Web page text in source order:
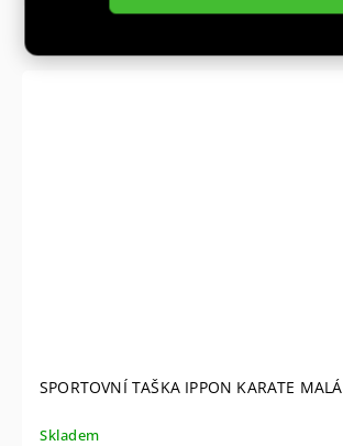
Podobné (8)
SPORTOVNÍ TAŠKA IPPON KARATE MALÁ
Skladem